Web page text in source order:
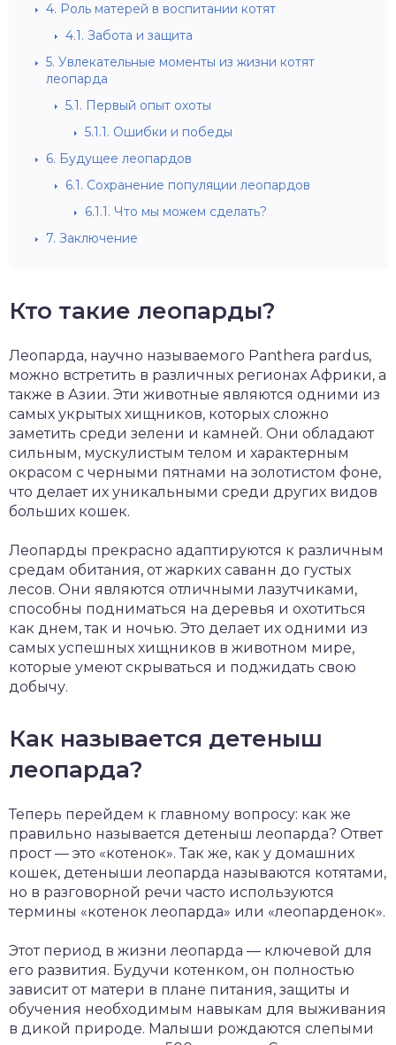
4. Роль матерей в воспитании котят
4.1. Забота и защита
5. Увлекательные моменты из жизни котят
леопарда
5.1. Первый опыт охоты
5.1.1. Ошибки и победы
6. Будущее леопардов
6.1. Сохранение популяции леопардов
6.1.1. Что мы можем сделать?
7. Заключение
Кто такие леопарды?
Леопарда, научно называемого Panthera pardus,
можно встретить в различных регионах Африки, а
также в Азии. Эти животные являются одними из
самых укрытых хищников, которых сложно
заметить среди зелени и камней. Они обладают
сильным, мускулистым телом и характерным
окрасом с черными пятнами на золотистом фоне,
что делает их уникальными среди других видов
больших кошек.
Леопарды прекрасно адаптируются к различным
средам обитания, от жарких саванн до густых
лесов. Они являются отличными лазутчиками,
способны подниматься на деревья и охотиться
как днем, так и ночью. Это делает их одними из
самых успешных хищников в животном мире,
которые умеют скрываться и поджидать свою
добычу.
Как называется детеныш
леопарда?
Теперь перейдем к главному вопросу: как же
правильно называется детеныш леопарда? Ответ
прост — это «котенок». Так же, как у домашних
кошек, детеныши леопарда называются котятами,
но в разговорной речи часто используются
термины «котенок леопарда» или «леопарденок».
Этот период в жизни леопарда — ключевой для
его развития. Будучи котенком, он полностью
зависит от матери в плане питания, защиты и
обучения необходимым навыкам для выживания
в дикой природе. Малыши рождаются слепыми